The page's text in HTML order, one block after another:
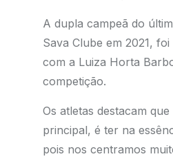
A dupla campeã do
Sava Clube em 2021,
com a Luiza Horta
competição.
Os atletas destacam
principal, é ter na
pois nos centramos